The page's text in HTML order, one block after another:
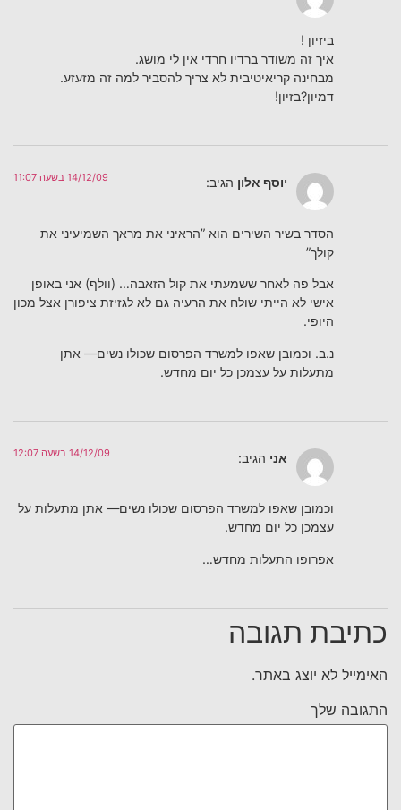
ביזיון !
איך זה משודר ברדיו חרדי אין לי מושג.
מבחינה קריאיטיבית לא צריך להסביר למה זה מזעזע.
דמיון?בזיון!
יוסף אלון הגיב: 14/12/09 בשעה 11:07
הסדר בשיר השירים הוא ”הראיני את מראך השמיעיני את
קולך”
אבל פה לאחר ששמעתי את קול הזאבה… (וולף) אני באופן
אישי לא הייתי שולח את הרעיה גם לא לגזיזת ציפורן אצל מכון
היופי.
נ.ב. וכמובן שאפו למשרד הפרסום שכולו נשים— אתן
מתעלות על עצמכן כל יום מחדש.
אני הגיב: 14/12/09 בשעה 12:07
וכמובן שאפו למשרד הפרסום שכולו נשים— אתן מתעלות על
עצמכן כל יום מחדש.
אפרופו התעלות מחדש…
כתיבת תגובה
האימייל לא יוצג באתר.
התגובה שלך